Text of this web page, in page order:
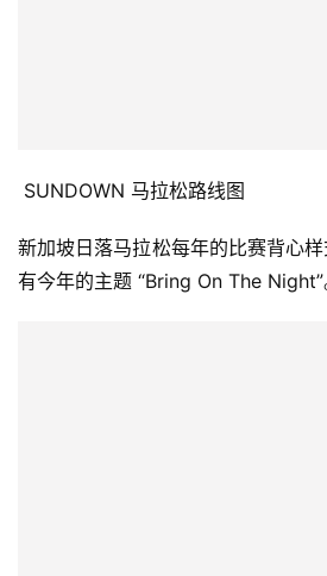
观
察
SUNDOWN 马拉松路线图
新加坡日落马拉松每年的比赛背心
有今年的主题 “Bring On The Night”